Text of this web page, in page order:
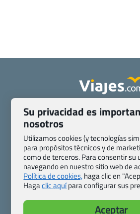
Quienes somos
Pasaporte, Visado, Salud y otras
Blog de Viajes.com
Preguntas frecuentes
Política de privacidad y cookies
Todas las páginas –
Viajes.com
Last Minute Express
Su privacidad es
nosotros
Utilizamos cookies (y tecnologías
para propósitos técnicos y de
como de terceros. Para consentir su
navegando en nuestro sitio web de
Política de cookies,haga clic en
Hagaclic aquípara configurar sus
Aceptar